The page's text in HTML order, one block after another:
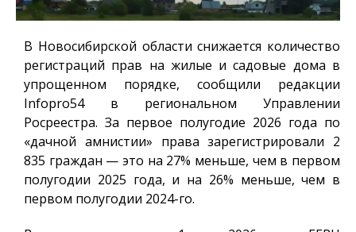
В Новосибирской области снижается количество
регистраций прав на жилые и садовые дома в
упрощенном порядке, сообщили редакции
Infopro54в региональном Управлении
Росреестра. За первое полугодие 2026 года по
«дачной амнистии» права зарегистрировали 2
835 граждан — это на 27% меньше, чем в первом
полугодии 2025 года, и на 26% меньше, чем в
первом полугодии 2024-го.